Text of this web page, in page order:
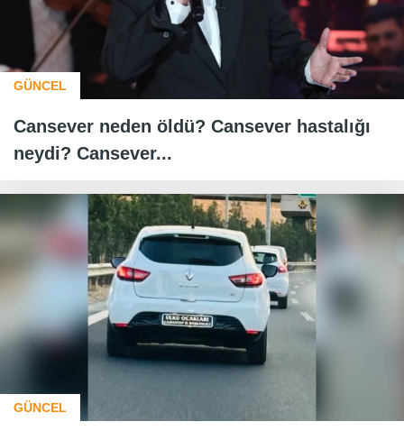
GÜNCEL
Cansever neden öldü? Cansever hastalığı
neydi? Cansever...
GÜNCEL